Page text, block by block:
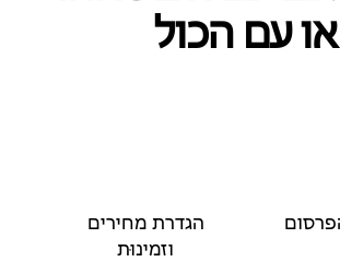
או עם הכול
הגדרת מחירים
וזמינוּת